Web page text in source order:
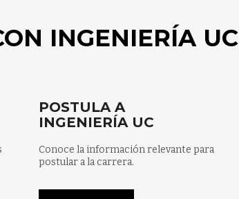
INGENIERÍA UC
POSTULA A
INGENIERÍA UC
Conoce la información relevante para
postular a la carrera.